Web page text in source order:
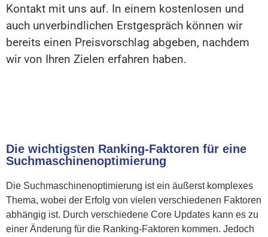
Kontakt mit uns auf. In einem kostenlosen und
auch unverbindlichen Erstgespräch können wir
bereits einen Preisvorschlag abgeben, nachdem
wir von Ihren Zielen erfahren haben.
Die wichtigsten Ranking-Faktoren für eine
Suchmaschinenoptimierung
Die Suchmaschinenoptimierung ist ein äußerst komplexes
Thema, wobei der Erfolg von vielen verschiedenen Faktoren
abhängig ist. Durch verschiedene Core Updates kann es zu
einer Änderung für die Ranking-Faktoren kommen. Jedoch